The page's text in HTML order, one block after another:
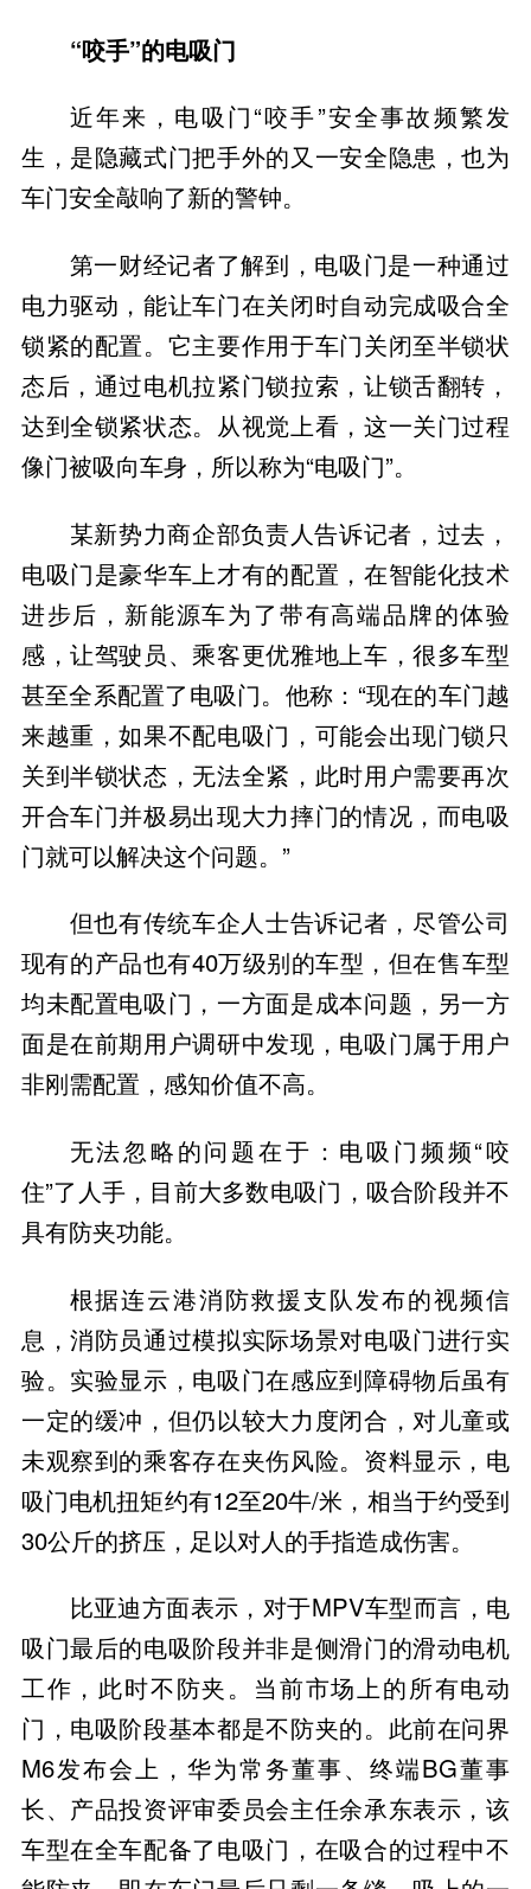
“咬手”的电吸门
近年来，电吸门“咬手”安全事故频繁发
生，是隐藏式门把手外的又一安全隐患，也为
车门安全敲响了新的警钟。
第一财经记者了解到，电吸门是一种通过
电力驱动，能让车门在关闭时自动完成吸合全
锁紧的配置。它主要作用于车门关闭至半锁状
态后，通过电机拉紧门锁拉索，让锁舌翻转，
达到全锁紧状态。从视觉上看，这一关门过程
像门被吸向车身，所以称为“电吸门”。
某新势力商企部负责人告诉记者，过去，
电吸门是豪华车上才有的配置，在智能化技术
进步后，新能源车为了带有高端品牌的体验
感，让驾驶员、乘客更优雅地上车，很多车型
甚至全系配置了电吸门。他称：“现在的车门越
来越重，如果不配电吸门，可能会出现门锁只
关到半锁状态，无法全紧，此时用户需要再次
开合车门并极易出现大力摔门的情况，而电吸
门就可以解决这个问题。”
但也有传统车企人士告诉记者，尽管公司
现有的产品也有40万级别的车型，但在售车型
均未配置电吸门，一方面是成本问题，另一方
面是在前期用户调研中发现，电吸门属于用户
非刚需配置，感知价值不高。
无法忽略的问题在于：电吸门频频“咬
住”了人手，目前大多数电吸门，吸合阶段并不
具有防夹功能。
根据连云港消防救援支队发布的视频信
息，消防员通过模拟实际场景对电吸门进行实
验。实验显示，电吸门在感应到障碍物后虽有
一定的缓冲，但仍以较大力度闭合，对儿童或
未观察到的乘客存在夹伤风险。资料显示，电
吸门电机扭矩约有12至20牛/米，相当于约受到
30公斤的挤压，足以对人的手指造成伤害。
比亚迪方面表示，对于MPV车型而言，电
吸门最后的电吸阶段并非是侧滑门的滑动电机
工作，此时不防夹。当前市场上的所有电动
门，电吸阶段基本都是不防夹的。此前在问界
M6发布会上，华为常务董事、终端BG董事
长、产品投资评审委员会主任余承东表示，该
车型在全车配备了电吸门，在吸合的过程中不